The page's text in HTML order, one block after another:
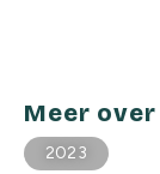
Meer over
2023